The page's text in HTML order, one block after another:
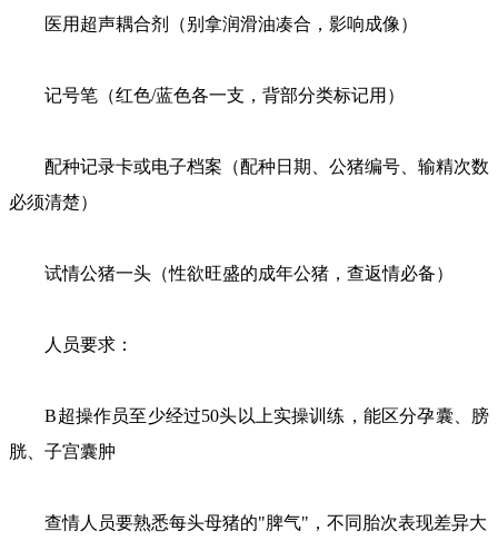
医用超声耦合剂（别拿润滑油凑合，影响成像）
记号笔（红色/蓝色各一支，背部分类标记用）
配种记录卡或电子档案（配种日期、公猪编号、输精次数
必须清楚）
试情公猪一头（性欲旺盛的成年公猪，查返情必备）
人员要求：
B超操作员至少经过50头以上实操训练，能区分孕囊、膀
胱、子宫囊肿
查情人员要熟悉每头母猪的"脾气"，不同胎次表现差异大